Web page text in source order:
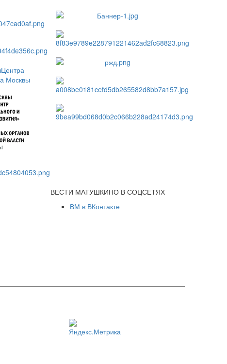
ВЕСТИ МАТУШКИНО В СОЦСЕТЯХ
ВМ в ВКонтакте